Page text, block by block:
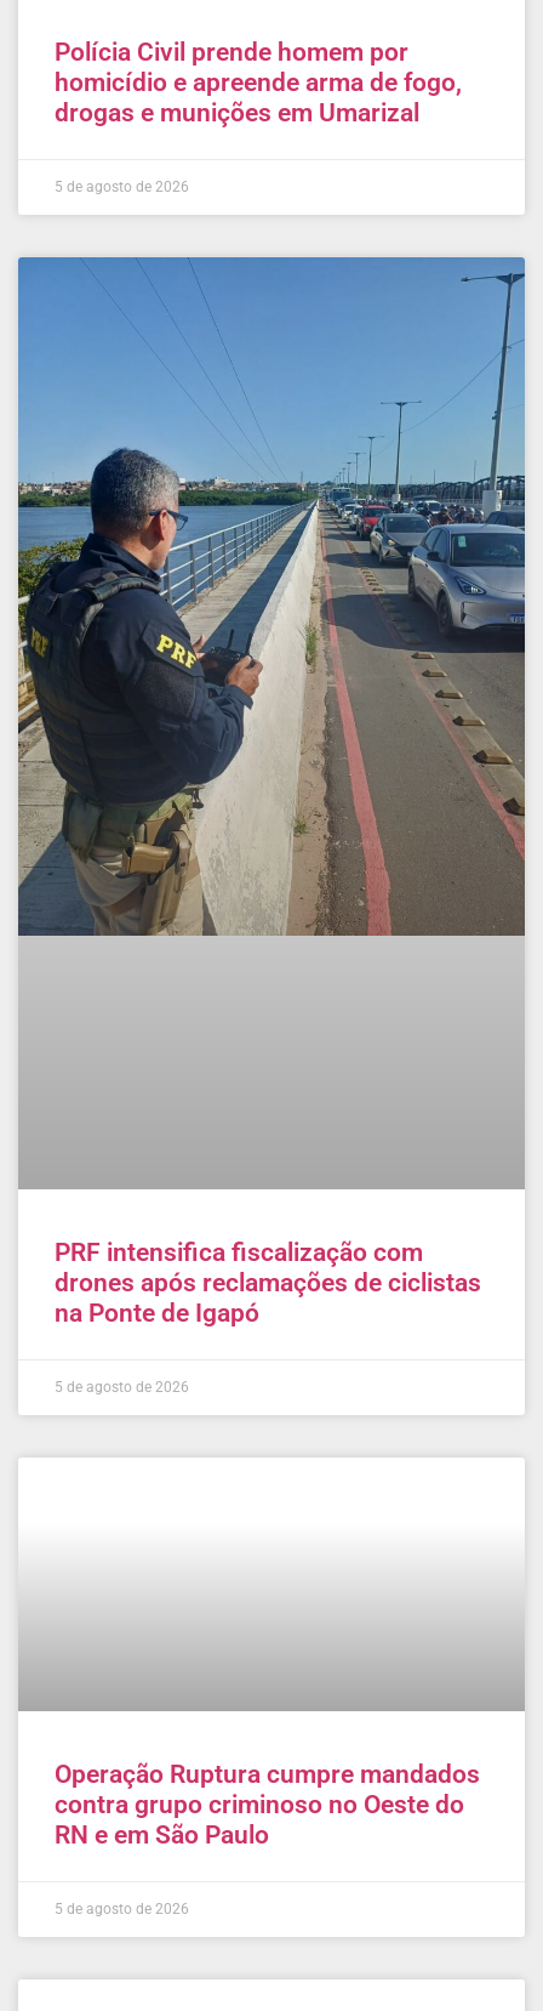
Polícia Civil prende homem por
homicídio e apreende arma de fogo,
drogas e munições em Umarizal
5 de agosto de 2026
PRF intensifica fiscalização com
drones após reclamações de ciclistas
na Ponte de Igapó
5 de agosto de 2026
Operação Ruptura cumpre mandados
contra grupo criminoso no Oeste do
RN e em São Paulo
5 de agosto de 2026